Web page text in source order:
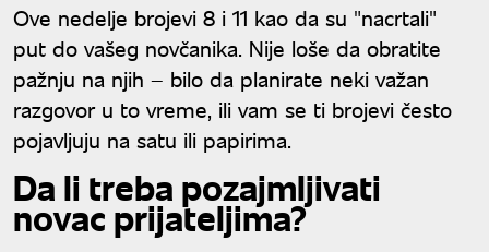
Ove nedelje brojevi 8 i 11 kao da su "nacrtali"
put do vašeg novčanika. Nije loše da obratite
pažnju na njih – bilo da planirate neki važan
razgovor u to vreme, ili vam se ti brojevi često
pojavljuju na satu ili papirima.
Da li treba pozajmljivati
novac prijateljima?